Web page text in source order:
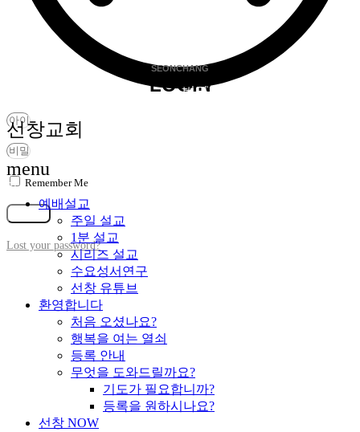
SEONCHANG
LOGIN
Remember Me
로그인
Lost your password?
입
비밀번호찾기
선창교회
menu
예배설교
주일 설교
1분 설교
시리즈 설교
수요성서연구
선창 유튜브
환영합니다
처음 오셨나요?
행복을 여는 열쇠
등록 안내
무엇을 도와드릴까요?
기도가 필요합니까?
등록을 원하시나요?
선창 NOW